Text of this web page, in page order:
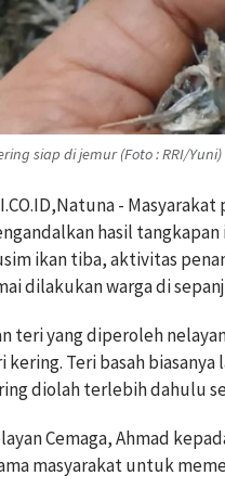
siap di jemur (Foto : RRI/Yuni)
-
hasil
ikan tiba, aktivitas
dilakukan warga di
teri yang diperoleh
kering. Teri basah
diolah terlebih dahulu
Cemaga, Ahmad
masyarakat untuk